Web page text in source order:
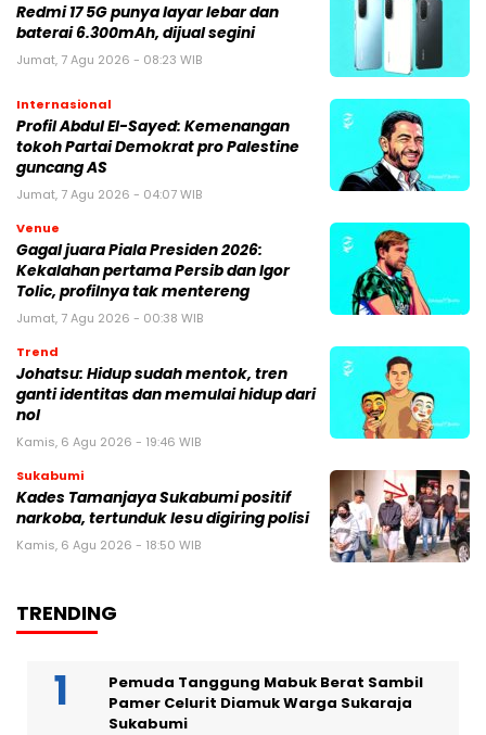
Redmi 17 5G punya layar lebar dan
baterai 6.300mAh, dijual segini
Jumat, 7 Agu 2026 - 08:23 WIB
Internasional
Profil Abdul El-Sayed: Kemenangan
tokoh Partai Demokrat pro Palestine
guncang AS
Jumat, 7 Agu 2026 - 04:07 WIB
Venue
Gagal juara Piala Presiden 2026:
Kekalahan pertama Persib dan Igor
Tolic, profilnya tak mentereng
Jumat, 7 Agu 2026 - 00:38 WIB
Trend
Johatsu: Hidup sudah mentok, tren
ganti identitas dan memulai hidup dari
nol
Kamis, 6 Agu 2026 - 19:46 WIB
Sukabumi
Kades Tamanjaya Sukabumi positif
narkoba, tertunduk lesu digiring polisi
Kamis, 6 Agu 2026 - 18:50 WIB
TRENDING
Pemuda Tanggung Mabuk Berat Sambil
Pamer Celurit Diamuk Warga Sukaraja
Sukabumi